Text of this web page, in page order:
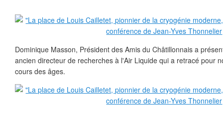
Dominique Masson, Président des Amis du Châtillonnais a
ancien directeur de recherches à l'Air Liquide qui a retracé pour
cours des âges.